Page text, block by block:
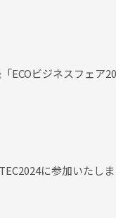
ECOビジネスフェア
に参加いたし